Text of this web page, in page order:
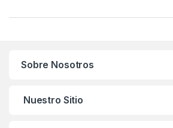
Sobre Nosotros
Nuestro Sitio